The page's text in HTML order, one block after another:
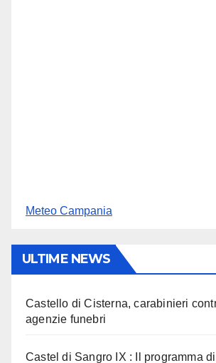
Meteo Campania
ULTIME NEWS
Castello di Cisterna, carabinieri
agenzie funebri
Castel di Sangro IX : Il programma